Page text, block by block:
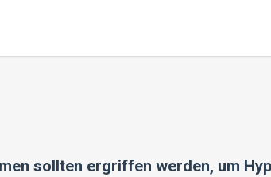
sollten ergriffen werden, um